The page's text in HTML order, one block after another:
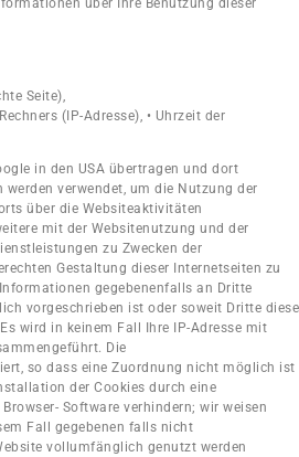
über Ihre Benutzung dieser
Seite),
(IP-Adresse), • Uhrzeit der
in den USA übertragen und dort
verwendet, um die Nutzung der
über die Websiteaktivitäten
mit der Websitenutzung und der
zu Zwecken der
Gestaltung dieser Internetseiten zu
gegebenenfalls an Dritte
vorgeschrieben ist oder soweit Dritte diese
wird in keinem Fall Ihre IP-Adresse mit
Die
so dass eine Zuordnung nicht möglich ist
der Cookies durch eine
Software verhindern; wir weisen
Fall gegebenen falls nicht
vollumfänglich genutzt werden